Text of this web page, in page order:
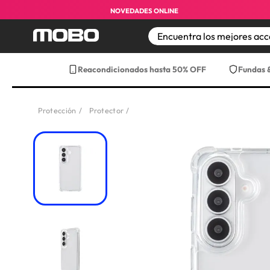
NOVEDADES ONLINE
Reacondicionados hasta 50% OFF Fundas
Protección Protector
1
iphone 17 pro max
17 pro max
iphone 17 pro
funda iphone 17
funda iphone 17
iphone 15